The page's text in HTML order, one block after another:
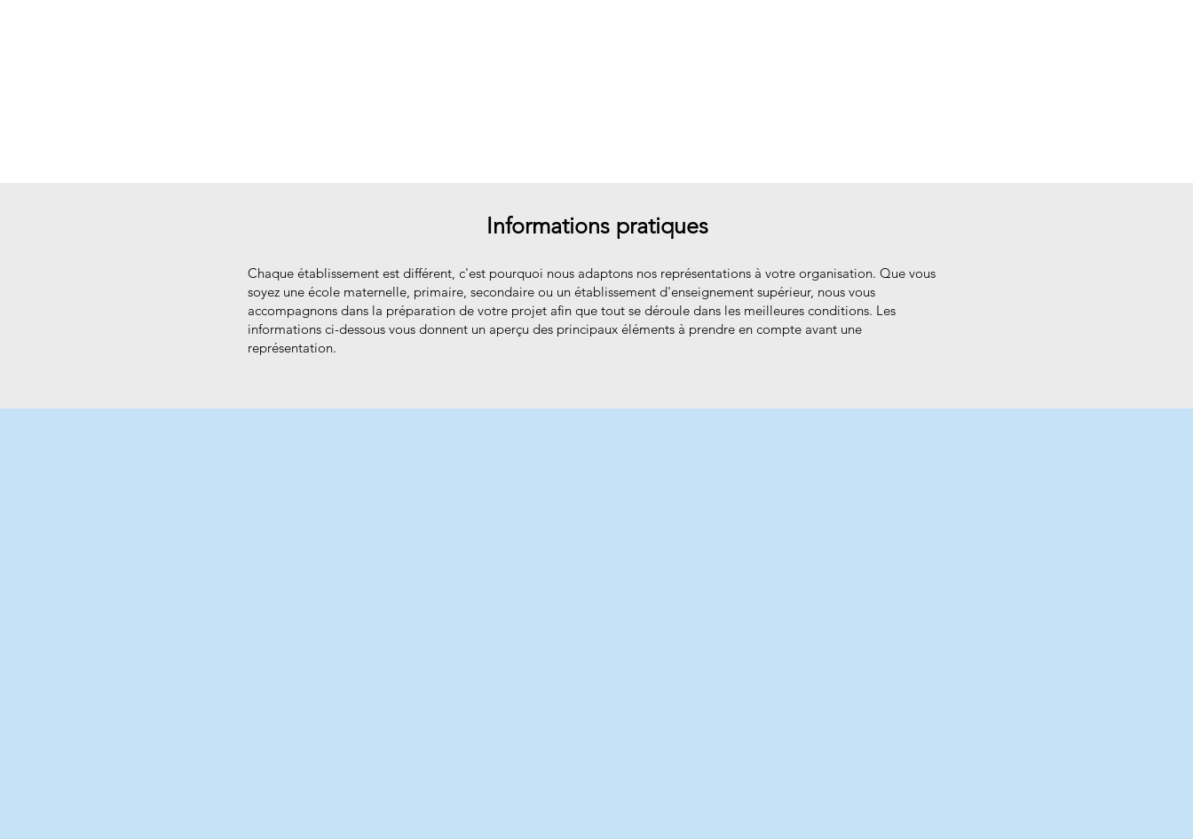
Informations pratiques
​​​Chaque établissement est différent, c'est pourquoi nous adaptons nos représentations à votre organisation. Que vous
soyez une école maternelle, primaire, secondaire ou un établissement d'enseignement supérieur, nous vous
accompagnons dans la préparation de votre projet afin que tout se déroule dans les meilleures conditions. Les
informations ci-dessous vous donnent un aperçu des principaux éléments à prendre en compte avant une
représentation.